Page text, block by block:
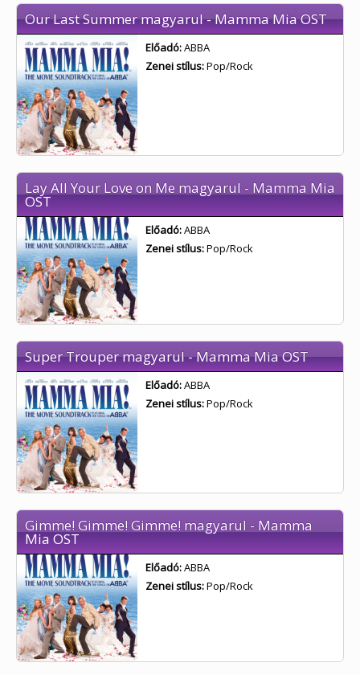
Our Last Summer magyarul - Mamma Mia OST
Előadó:ABBA
Zenei stílus:Pop/Rock
Lay All Your Love on Me magyarul - Mamma Mia
OST
Előadó:ABBA
Zenei stílus:Pop/Rock
Super Trouper magyarul - Mamma Mia OST
Előadó:ABBA
Zenei stílus:Pop/Rock
Gimme! Gimme! Gimme! magyarul - Mamma
Mia OST
Előadó:ABBA
Zenei stílus:Pop/Rock